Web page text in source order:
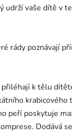
vaše dítě v
rády poznávají
k tělu
krabicového
peří poskytuje
Dodává